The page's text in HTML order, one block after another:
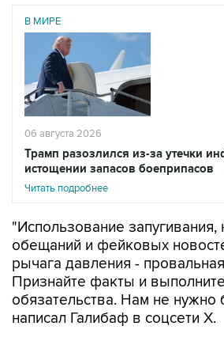
06 августа 2026
Трамп разозлился из-за утечки
истощении запасов боеприпасов
Читать подробнее
"Использование запугивания,
рычага давления - провальная
Признайте факты и
обязательства. Нам не нужно
написал Галибаф в соцсети X.
Он напомнил, что Трамп в